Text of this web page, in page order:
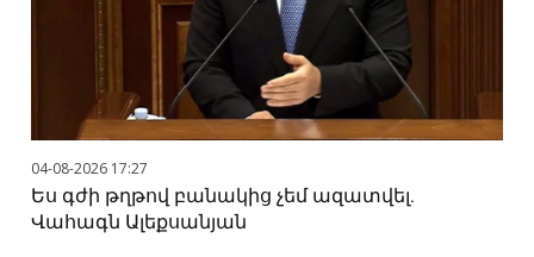
04-08-2026 17:27
Ես գժի թղթով բանակից չեմ ազատվել.
Վահագն Ալեքսանյան